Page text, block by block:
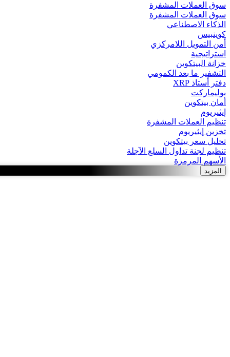
سوق العملات المشفرة
سوق العملات المشفرة
الذكاء الاصطناعي
كوينبيس
أمن التمويل اللامركزي
استراتيجية
خزانة البيتكوين
التشفير ما بعد الكمومي
دفتر أستاذ XRP
بوليماركت
أمان بيتكوين
إيثيريوم
تنظيم العملات المشفرة
تخزين إيثيريوم
تحليل سعر بيتكوين
تنظيم لجنة تداول السلع الآجلة
الأسهم المرمزة
المزيد